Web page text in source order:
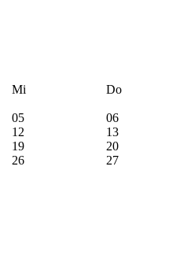
Mi Do
05 06
12 13
19 20
26 27